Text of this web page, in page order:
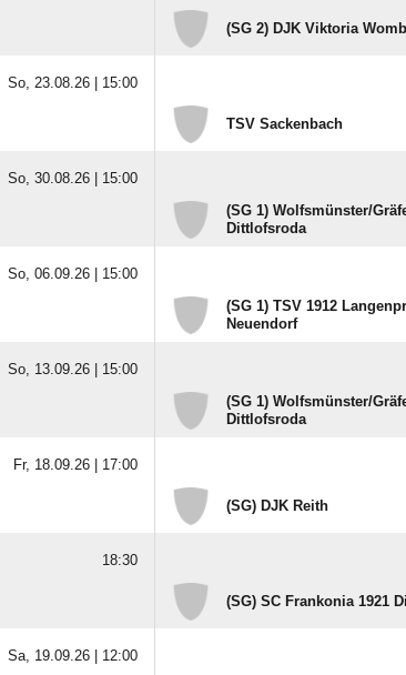
(SG 2) DJK Viktoria
So, 23.08.26 | 15:00
TSV Sackenbach
So, 30.08.26 | 15:00
(SG 1) Wolfsmünster/​
Dittlofsroda
So, 06.09.26 | 15:00
(SG 1) TSV 1912
Neuendorf
So, 13.09.26 | 15:00
(SG 1) Wolfsmünster/​
Dittlofsroda
Fr, 18.09.26 | 17:00
(SG) DJK Reith
18:30
(SG) SC Frankonia 1921
Sa, 19.09.26 | 12:00